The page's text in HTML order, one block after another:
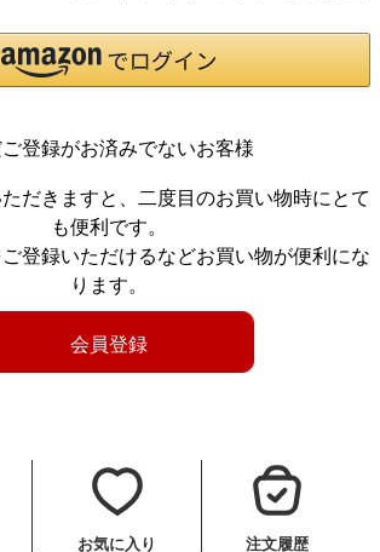
登録がお済みでないお客様
だきますと、二度目のお買い物時にとて
も便利です。
登録いただけるなどお買い物が便利にな
ります。
会員登録
お気に入り 注文履歴